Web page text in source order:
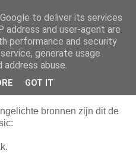
on a Bentley
bronnen zijn dit de
to deliver its services
address and user-agent are
performance and security
generate usage
abuse.
GOT IT